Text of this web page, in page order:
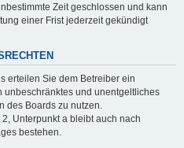
Zeit geschlossen und kann
einer Frist jederzeit gekündigt
erteilen Sie dem Betreiber ein
unbeschränktes und unentgeltliches
des Boards zu nutzen.
Unterpunkt a bleibt auch nach
bestehen.